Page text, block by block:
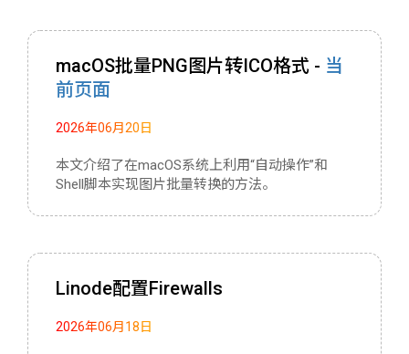
macOS批量PNG图片转ICO格式 - 当
前页面
2026年06月20日
本文介绍了在macOS系统上利用“自动操作”和
Shell脚本实现图片批量转换的方法。
Linode配置Firewalls
2026年06月18日